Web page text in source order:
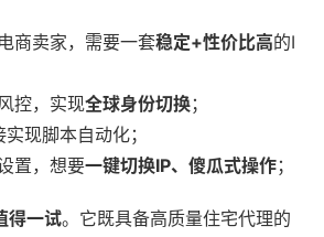
商卖家，需要一套稳定+性价比高的I
控，实现全球身份切换；
现脚本自动化；
置，想要一键切换IP、傻瓜式操作；
得一试。它既具备高质量住宅代理的